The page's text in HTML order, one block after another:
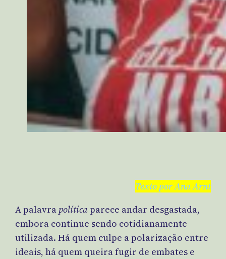
Texto por Ana Arnt
A palavra política parece andar desgastada,
embora continue sendo cotidianamente
utilizada. Há quem culpe a polarização entre
ideais, há quem queira fugir de embates e